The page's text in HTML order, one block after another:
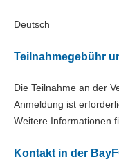
Deutsch
Teilnahmegebühr
Die Teilnahme an der
Anmeldung ist
Weitere Informationen
Kontakt in der